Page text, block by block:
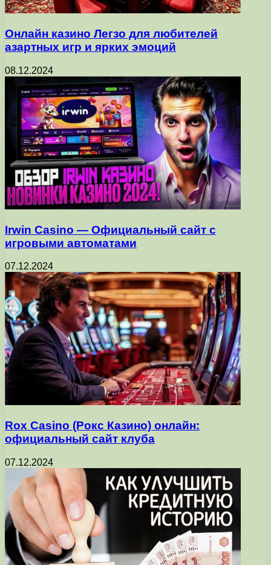
Онлайн казино Легзо для любителей
азартных игр и ярких эмоций
08.12.2024
Irwin Casino — Официальный сайт с
игровыми автоматами
07.12.2024
Rox Casino (Рокс Казино) онлайн:
официальный сайт клуба
07.12.2024